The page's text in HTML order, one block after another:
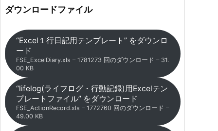
ダウンロードファイル
“Excel１行日記用テンプレート” をダウンロ
ード
FSE_ExcelDiary.xls – 1781273 回のダウンロード – 31.
00 KB
“lifelog(ライフログ・行動記録)用Excelテン
プレートファイル” をダウンロード
FSE_ActionRecord.xls – 1772760 回のダウンロード –
49.00 KB